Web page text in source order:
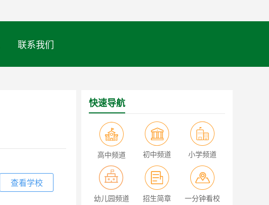
联系我们
查看学校
快速导航
高中频道 初中频道 小学频道
幼儿园频道 招生简章
一分钟看校